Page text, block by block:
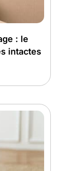
: le
intactes